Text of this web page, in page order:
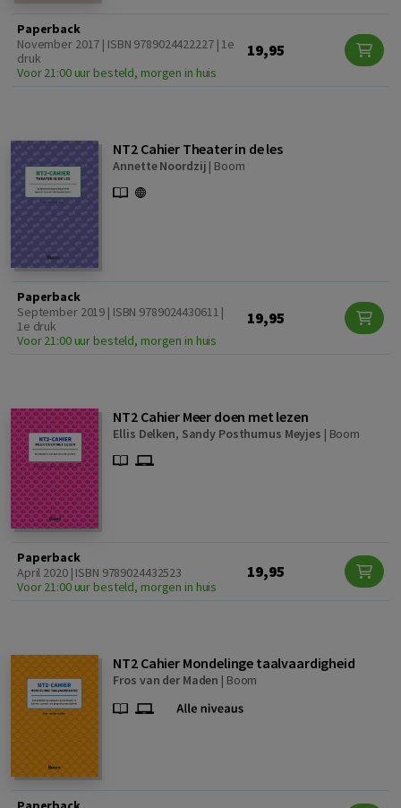
Paperback
November 2017 | ISBN 9789024422227 | 1e
druk
Voor 21:00 uur besteld, morgen in huis
19,95
NT2 Cahier Theater in de les
Annette Noordzij | Boom
Paperback
September 2019 | ISBN 9789024430611 |
1e druk
Voor 21:00 uur besteld, morgen in huis
19,95
NT2 Cahier Meer doen met lezen
Ellis Delken, Sandy Posthumus Meyjes | Boom
Paperback
April 2020 | ISBN 9789024432523
Voor 21:00 uur besteld, morgen in huis
19,95
NT2 Cahier Mondelinge taalvaardigheid
Fros van der Maden | Boom